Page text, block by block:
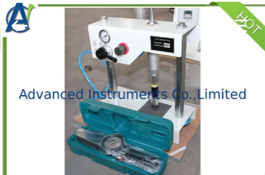
PRODUK
TENTANG
Advanced
Instruments
Co.,Limited.
All
Rights